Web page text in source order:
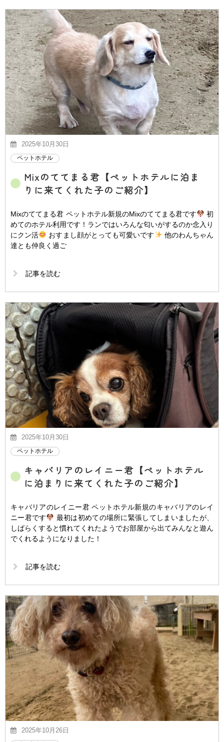
2025年10月30日
ペットホテル
Mixのててまる君【ペットホテルに泊ま
りに来てくれた子のご紹介】
Mixのててまる君 ペットホテル新規のMixのててまる君です
初
めてのホテル利用です！ランではいろんな匂いがするのか念入り
にクン活
おすまし顔がとっても可愛いです
他のわんちゃん
達とも仲良く過ご
記事を読む
2025年10月30日
ペットホテル
キャバリアのレイニー君【ペットホテル
に泊まりに来てくれた子のご紹介】
キャバリアのレイニー君 ペットホテル新規のキャバリアのレイ
ニー君です
最初は初めての場所に緊張してしまいましたが、
しばらくすると慣れてくれたようでお部屋から出てみんなと遊ん
でくれるようになりました！
記事を読む
2025年10月26日